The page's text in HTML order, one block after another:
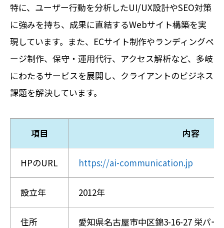
特に、ユーザー行動を分析したUI/UX設計やSEO対策
に強みを持ち、成果に直結するWebサイト構築を実
現しています。 また、ECサイト制作やランディングペ
ージ制作、保守・運用代行、アクセス解析など、多岐
にわたるサービスを展開し、クライアントのビジネス
課題を解決しています。
項目 内容
HPのURL https://ai-communication.jp
設立年 2012年
住所 愛知県名古屋市中区錦3-16-27 栄パー